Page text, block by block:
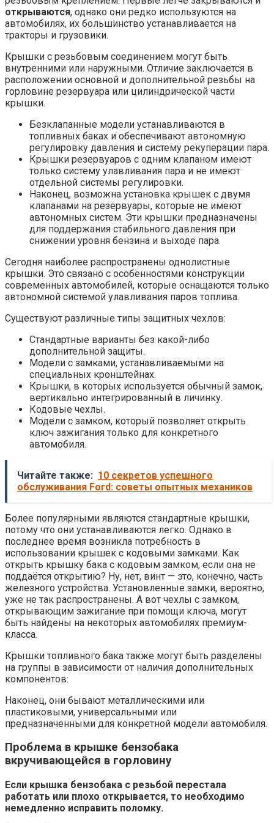
открываются, однако они редко используются на
автомобилях, их большинство устанавливается на
тракторы и грузовики.
Крышки с резьбовым соединением могут быть
внутренними или наружными. Отличие заключается в
расположении основной и дополнительной резьбы на
горловине резервуара или цилиндрической части
крышки.
Безклапанные модели устанавливаются в
топливных баках и обеспечивают автономную
регулировку давления и систему рекуперации пара.
Крышки резервуаров с одним клапаном имеют
только систему улавливания пара и не имеют
отдельной системы регулировки.
Наконец, возможна установка крышек с двумя
клапанами на резервуары, которые не имеют
автономных систем. Эти крышки предназначены
для поддержания стабильного давления при
снижении уровня бензина и выходе пара.
Сегодня наиболее распространены однолистные
крышки. Это связано с особенностями конструкции
современных автомобилей, которые оснащаются только
автономной системой улавливания паров топлива.
Существуют различные типы защитных чехлов:
Стандартные варианты без какой-либо
дополнительной защиты.
Модели с замками, устанавливаемыми на
специальных кронштейнах.
Крышки, в которых используется обычный замок,
вертикально интегрированный в личинку.
Кодовые чехлы.
Модели с замком, который позволяет открыть
ключ зажигания только для конкретного
автомобиля.
Читайте также: 10 секретов успешного
обслуживания Ford: советы опытных механиков
Более популярными являются стандартные крышки,
потому что они устанавливаются легко. Однако в
последнее время возникла потребность в
использовании крышек с кодовыми замками. Как
открыть крышку бака с кодовым замком, если она не
поддаётся открытию? Ну, нет, винт — это, конечно, часть
железного устройства. Установленные замки, вероятно,
уже не так распространены. А вот чехлы с замком,
открывающим зажигание при помощи ключа, могут
быть найдены на некоторых автомобилях премиум-
класса.
Крышки топливного бака также могут быть разделены
на группы в зависимости от наличия дополнительных
компонентов:
Наконец, они бывают металлическими или
пластиковыми, универсальными или
предназначенными для конкретной модели автомобиля.
Проблема в крышке бензобака
вкручивающейся в горловину
Если крышка бензобака с резьбой перестала
работать или плохо открывается, то необходимо
немедленно исправить поломку.